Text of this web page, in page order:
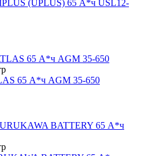
(UPLUS) 65 А*ч USL12-
65 А*ч AGM 35-650